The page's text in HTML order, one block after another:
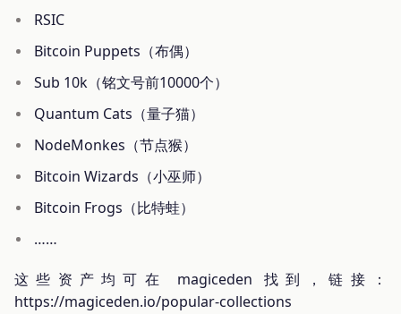
RSIC
Bitcoin Puppets（布偶）
Sub 10k（铭文号前10000个）
Quantum Cats（量子猫）
NodeMonkes（节点猴）
Bitcoin Wizards（小巫师）
Bitcoin Frogs（比特蛙）
……
这些资产均可在 magiceden 找到，链接：
https://magiceden.io/popular-collections